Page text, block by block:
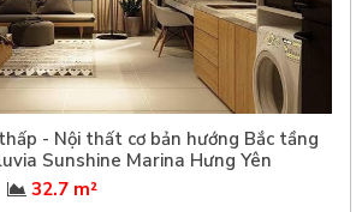
- Nội thất cơ bản hướng Bắc tầng
Sunshine Marina Hưng Yên
32.7 m²